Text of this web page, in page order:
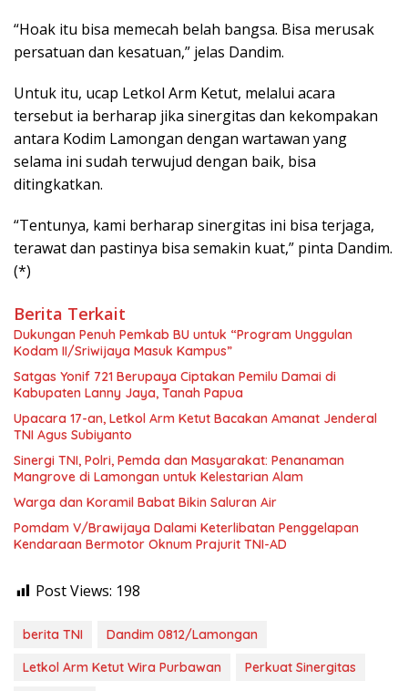
“Hoak itu bisa memecah belah bangsa. Bisa merusak
persatuan dan kesatuan,” jelas Dandim.
Untuk itu, ucap Letkol Arm Ketut, melalui acara
tersebut ia berharap jika sinergitas dan kekompakan
antara Kodim Lamongan dengan wartawan yang
selama ini sudah terwujud dengan baik, bisa
ditingkatkan.
“Tentunya, kami berharap sinergitas ini bisa terjaga,
terawat dan pastinya bisa semakin kuat,” pinta Dandim.
(*)
Berita Terkait
Dukungan Penuh Pemkab BU untuk “Program Unggulan
Kodam II/Sriwijaya Masuk Kampus”
Satgas Yonif 721 Berupaya Ciptakan Pemilu Damai di
Kabupaten Lanny Jaya, Tanah Papua
Upacara 17-an, Letkol Arm Ketut Bacakan Amanat Jenderal
TNI Agus Subiyanto
Sinergi TNI, Polri, Pemda dan Masyarakat: Penanaman
Mangrove di Lamongan untuk Kelestarian Alam
Warga dan Koramil Babat Bikin Saluran Air
Pomdam V/Brawijaya Dalami Keterlibatan Penggelapan
Kendaraan Bermotor Oknum Prajurit TNI-AD
Post Views: 198
berita TNI
Dandim 0812/Lamongan
Letkol Arm Ketut Wira Purbawan
Perkuat Sinergitas